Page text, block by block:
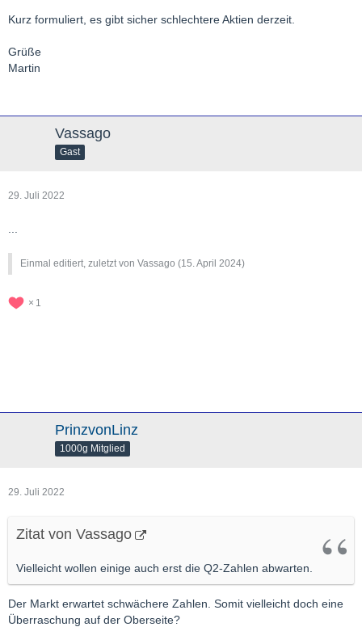
Kurz formuliert, es gibt sicher schlechtere Aktien derzeit.
Grüße
Martin
Vassago
Gast
29. Juli 2022
Einmal editiert, zuletzt von Vassago (15. April 2024)
1
PrinzvonLinz
1000g Mitglied
29. Juli 2022
Zitat von Vassago
Vielleicht wollen einige auch erst die Q2-Zahlen abwarten.
Der Markt erwartet schwächere Zahlen. Somit vielleicht doch eine
Überraschung auf der Oberseite?